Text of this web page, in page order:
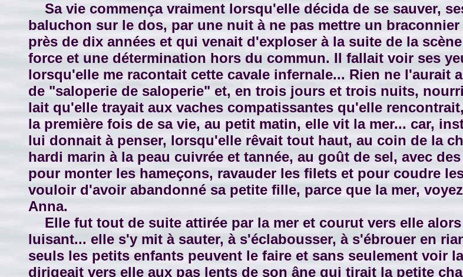
Sa vie commença vraiment lorsqu'elle décida de se sauver,
baluchon sur le dos, par une nuit à ne pas mettre un
près de dix années et qui venait d'exploser à la suite de la
force et une détermination hors du commun. Il fallait voir ses
lorsqu'elle me racontait cette cavale infernale... Rien ne l'aurait
de "saloperie de saloperie" et, en trois jours et trois nuits,
lait qu'elle trayait aux vaches compatissantes qu'elle
la première fois de sa vie, au petit matin, elle vit la mer... car,
lui donnait à penser, lorsqu'elle rêvait tout haut, au coin de la
hardi marin à la peau cuivrée et tannée, au goût de sel, avec
pour monter les hameçons, ravauder les filets et pour coudre
vouloir d'avoir abandonné sa petite fille, parce que la mer,
Anna.
Elle fut tout de suite attirée par la mer et courut vers elle
luisant... elle s'y mit à sauter, à s'éclabousser, à s'ébrouer en
seuls les petits enfants peuvent le faire et sans seulement voir
dirigeait vers elle aux pas lents de son âne qui tirait la petite